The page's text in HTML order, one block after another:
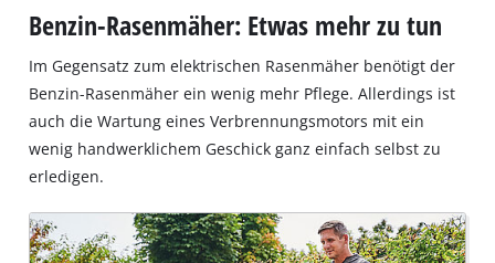
Benzin-Rasenmäher: Etwas mehr zu tun
Im Gegensatz zum elektrischen Rasenmäher benötigt der
Benzin-Rasenmäher ein wenig mehr Pflege. Allerdings ist
auch die Wartung eines Verbrennungsmotors mit ein
wenig handwerklichem Geschick ganz einfach selbst zu
erledigen.